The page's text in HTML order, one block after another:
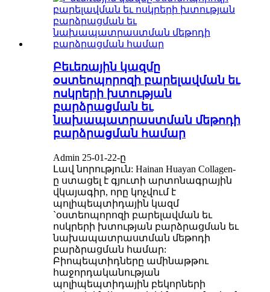
Բեւեռային կազմը
օստեոպորոզի բարելավման եւ
ոսկրերի խտության
բարձրացման եւ
նախապատրաստման մեթոդի
բարձրացման համար
Admin 25-01-22-ը
Լավ նորություն: Hainan Huayan Collagen-
ը ստացել է գյուտի արտոնագրային
վկայագիր, որը կոչվում է
պոլիպեպտիդային կազմ
`օստեոպորոզի բարելավման եւ
ոսկրերի խտության բարձրացման եւ
նախապատրաստման մեթոդի
բարձրացման համար:
Բիոպեպտիդները ամինաթթու
հաջորդականության
պոլիպեպտիդային բեկորների